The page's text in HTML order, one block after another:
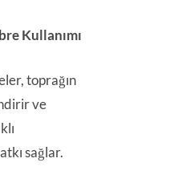
Kullanımı
toprağın
ve
sağlar.